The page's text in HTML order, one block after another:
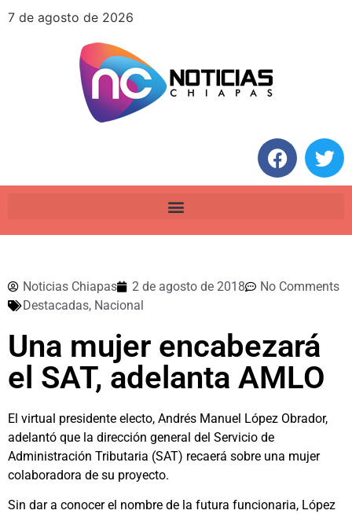
7 de agosto de 2026
Noticias Chiapas 2 de agosto de 2018
No Comments
Destacadas, Nacional
Una mujer encabezará
el SAT, adelanta AMLO
El virtual presidente electo, Andrés Manuel López Obrador,
adelantó que la dirección general del Servicio de
Administración Tributaria (SAT) recaerá sobre una mujer
colaboradora de su proyecto.
Sin dar a conocer el nombre de la futura funcionaria, López